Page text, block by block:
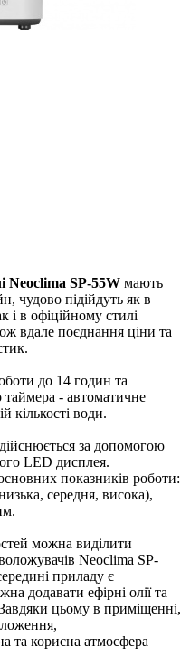
Neoclima SP-55W мають
чудово підійдуть як в
і в офіційному стилі
вдале поєднання ціни та
до 14 годин та
- автоматичне
кількості води.
за допомогою
LED дисплея.
показників роботи:
середня, висока),
можна виділити
Neoclima SP-
приладу є
додавати ефірні олії та
цьому в приміщенні,
та корисна атмосфера